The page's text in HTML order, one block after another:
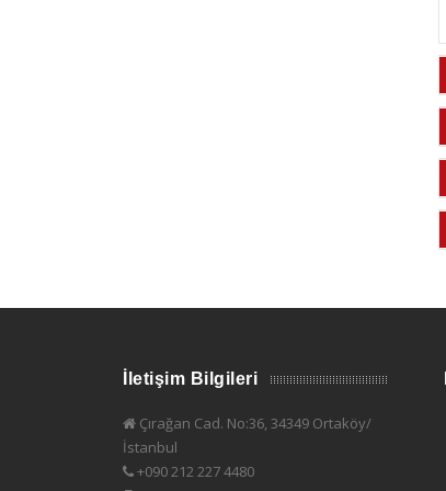
İletişim Bilgileri
Çırağan Cad. No:36, 34349 Ortaköy/
İstanbul
+090 212 227 4480